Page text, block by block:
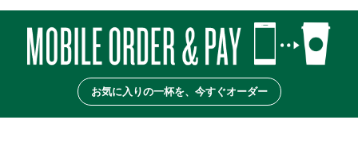
お気に入りの一杯を、今すぐオーダー